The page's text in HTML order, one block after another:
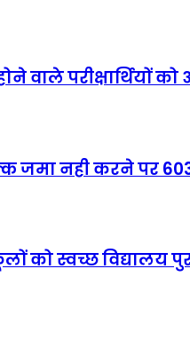
वाले
जमा नही करने पर
को स्वच्छ विद्यालय